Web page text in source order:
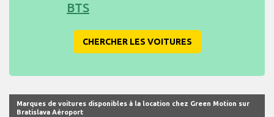
BTS
CHERCHER LES VOITURES
Marques de voitures disponibles à la location chez Green Motion sur
Bratislava Aéroport